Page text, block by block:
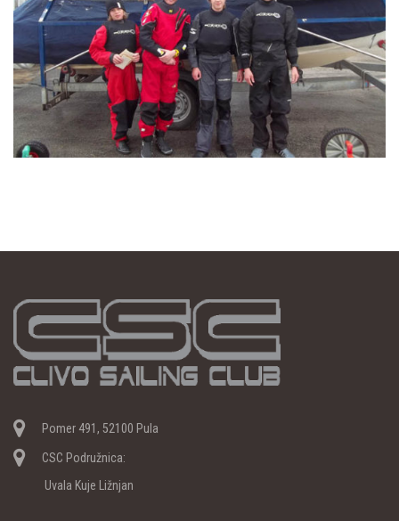
Pomer 491, 52100 Pula
CSC Podružnica:
Uvala Kuje Ližnjan